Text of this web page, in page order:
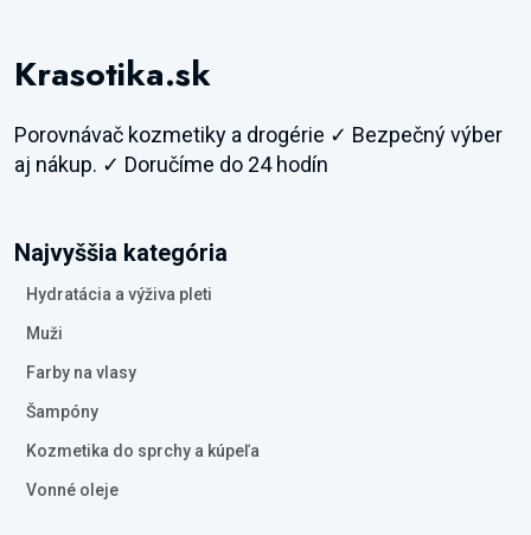
Krasotika.sk
Porovnávač kozmetiky a drogérie ✓ Bezpečný výber
aj nákup. ✓ Doručíme do 24 hodín
Najvyššia kategória
Hydratácia a výživa pleti
Muži
Farby na vlasy
Šampóny
Kozmetika do sprchy a kúpeľa
Vonné oleje